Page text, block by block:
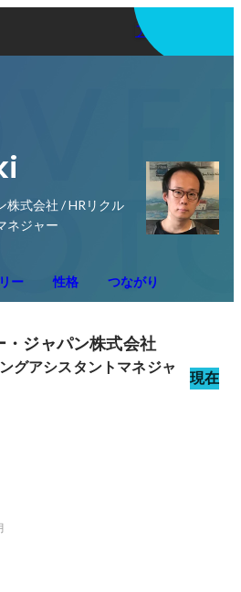
アプリを使う
株式会社 / HRリクル
ネジャー
ー 性格 つながり
・ジャパン株式会社
グアシスタントマネジャ
現在